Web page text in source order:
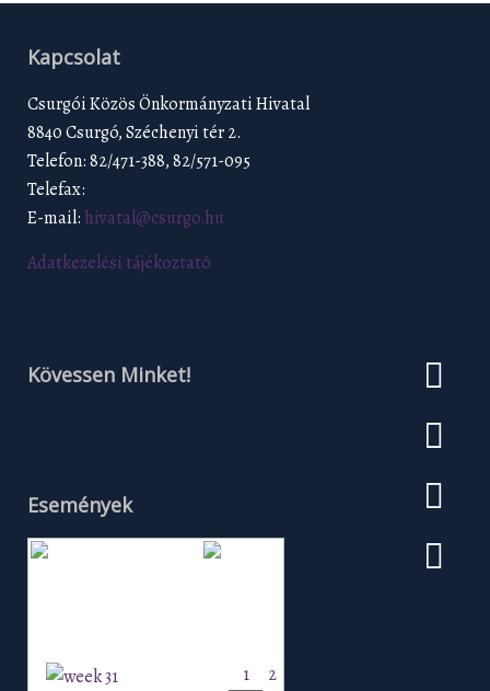
Kapcsolat
Csurgói Közös Önkormányzati Hivatal
8840 Csurgó, Széchenyi tér 2.
Telefon: 82/471-388, 82/571-095
Telefax:
E-mail: hivatal@csurgo.hu
Adatkezelési tájékoztató
Kövessen Minket!
Események
1
2